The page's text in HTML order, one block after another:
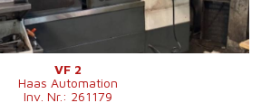
500 mm
0 - 7000 /min.
4
SK 40 .
680 kg
VF 2
Haas Automation
Inv. Nr.: 261179